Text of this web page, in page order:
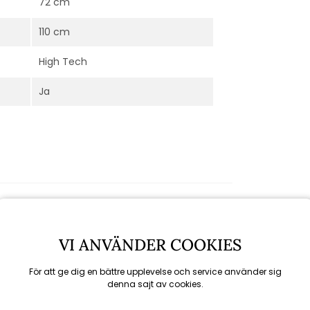
110 cm
High Tech
Ja
VI ANVÄNDER COOKIES
För att ge dig en bättre upplevelse och service använder sig
denna sajt av cookies.